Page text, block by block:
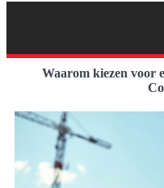
Waarom kiezen voor